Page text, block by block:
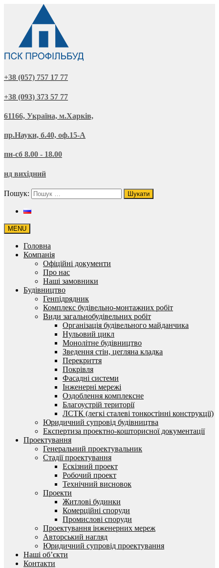
+38 (057) 757 17 77
+38 (093) 373 57 77
61166, Україна, м.Харків,
пр.Науки, б.40, оф.15-А
пн-сб 8.00 - 18.00
нд вихідний
Пошук:
MENU
Головна
Компанія
Офіційні документи
Про нас
Наші замовники
Будівництво
Генпідрядник
Комплекс будівельно-монтажних робіт
Види загальнобудівельних робіт
Організація будівельного майданчика
Нульовий цикл
Монолітне будівництво
Зведення стін, цегляна кладка
Перекриття
Покрівля
Фасадні системи
Інженерні мережі
Оздоблення комплексне
Благоустрій території
ЛСТК (легкі сталеві тонкостінні конструкції)
Юридичний супровід будівництва
Експертиза проектно-кошторисної документації
Проектування
Генеральний проектувальник
Стадії проектування
Ескізний проект
Робочий проект
Технічний висновок
Проекти
Житлові будинки
Комерційні споруди
Промислові споруди
Проектування інженерних мереж
Авторський нагляд
Юридичний супровід проектування
Наші об’єкти
Контакти